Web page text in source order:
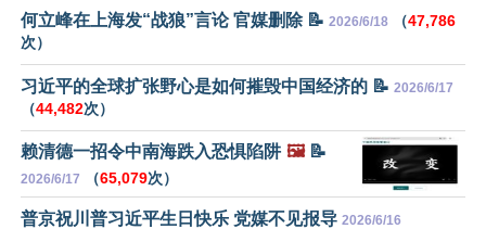
何立峰在上海发“战狼”言论 官媒删除 📝 2026/6/18 （47,786
次）
习近平的全球扩张野心是如何摧毁中国经济的 📝 2026/6/17
（44,482次）
赖清德一招令中南海跌入恐惧陷阱 🖼️📝
2026/6/17 （65,079次）
普京祝川普习近平生日快乐 党媒不见报导 2026/6/16